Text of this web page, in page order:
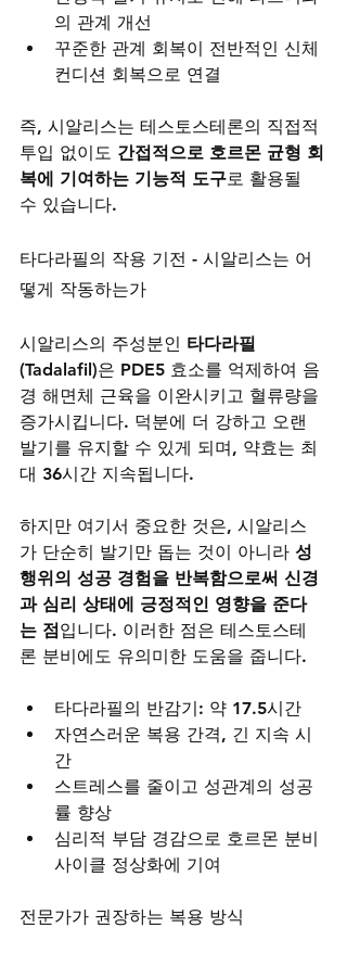
의 관계 개선
꾸준한 관계 회복이 전반적인 신체
컨디션 회복으로 연결
즉, 시알리스는 테스토스테론의 직접적
투입 없이도 간접적으로 호르몬 균형 회
복에 기여하는 기능적 도구로 활용될
수 있습니다.
타다라필의 작용 기전 - 시알리스는 어
떻게 작동하는가
시알리스의 주성분인 타다라필
(Tadalafil)은 PDE5 효소를 억제하여 음
경 해면체 근육을 이완시키고 혈류량을
증가시킵니다. 덕분에 더 강하고 오랜
발기를 유지할 수 있게 되며, 약효는 최
대 36시간 지속됩니다.
하지만 여기서 중요한 것은, 시알리스
가 단순히 발기만 돕는 것이 아니라 성
행위의 성공 경험을 반복함으로써 신경
과 심리 상태에 긍정적인 영향을 준다
는 점입니다. 이러한 점은 테스토스테
론 분비에도 유의미한 도움을 줍니다.
타다라필의 반감기: 약 17.5시간
자연스러운 복용 간격, 긴 지속 시
간
스트레스를 줄이고 성관계의 성공
률 향상
심리적 부담 경감으로 호르몬 분비
사이클 정상화에 기여
전문가가 권장하는 복용 방식